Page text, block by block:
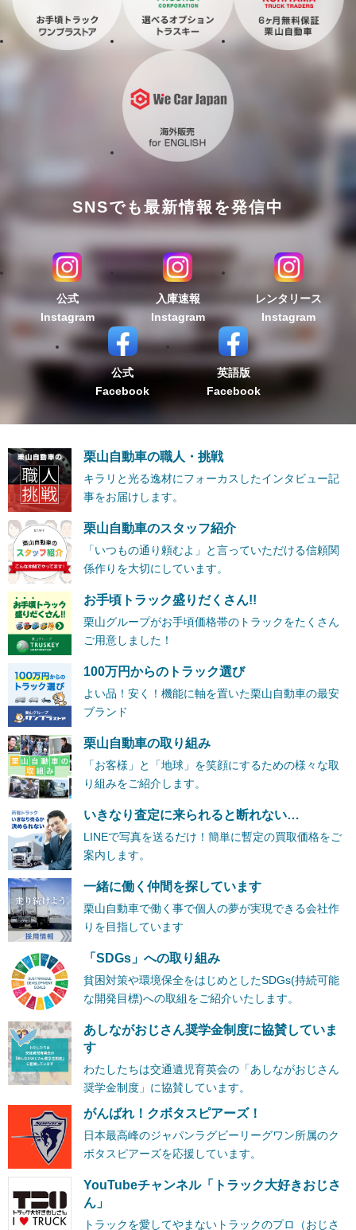
SNSでも最新情報を発信中
公式
Instagram
入庫速報
Instagram
レンタリース
Instagram
公式
Facebook
英語版
Facebook
栗山自動車の職人・挑戦
キラリと光る逸材にフォーカスしたインタビュー記
事をお届けします。
栗山自動車のスタッフ紹介
「いつもの通り頼むよ」と言っていただける信頼関
係作りを大切にしています。
お手頃トラック盛りだくさん!!
栗山グループがお手頃価格帯のトラックをたくさん
ご用意しました！
100万円からのトラック選び
よい品！安く！機能に軸を置いた栗山自動車の最安
ブランド
栗山自動車の取り組み
「お客様」と「地球」を笑顔にするための様々な取
り組みをご紹介します。
いきなり査定に来られると断れない…
LINEで写真を送るだけ！簡単に暫定の買取価格をご
案内します。
一緒に働く仲間を探しています
栗山自動車で働く事で個人の夢が実現できる会社作
りを目指しています
「SDGs」への取り組み
貧困対策や環境保全をはじめとしたSDGs(持続可能
な開発目標)への取組をご紹介いたします。
あしながおじさん奨学金制度に協賛していま
す
わたしたちは交通遺児育英会の「あしながおじさん
奨学金制度」に協賛しています。
がんばれ！クボタスピアーズ！
日本最高峰のジャパンラグビーリーグワン所属のク
ボタスピアーズを応援しています。
YouTubeチャンネル「トラック大好きおじさ
ん」
トラックを愛してやまないトラックのプロ（おじさ